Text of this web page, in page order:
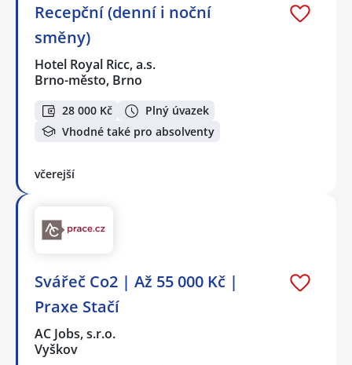
Recepční (denní i noční
směny)
Hotel Royal Ricc, a.s.
Brno-město, Brno
28 000 Kč
Plný úvazek
Vhodné také pro absolventy
včerejší
Svářeč Co2 | Až 55 000 Kč |
Praxe Stačí
AC Jobs, s.r.o.
Vyškov